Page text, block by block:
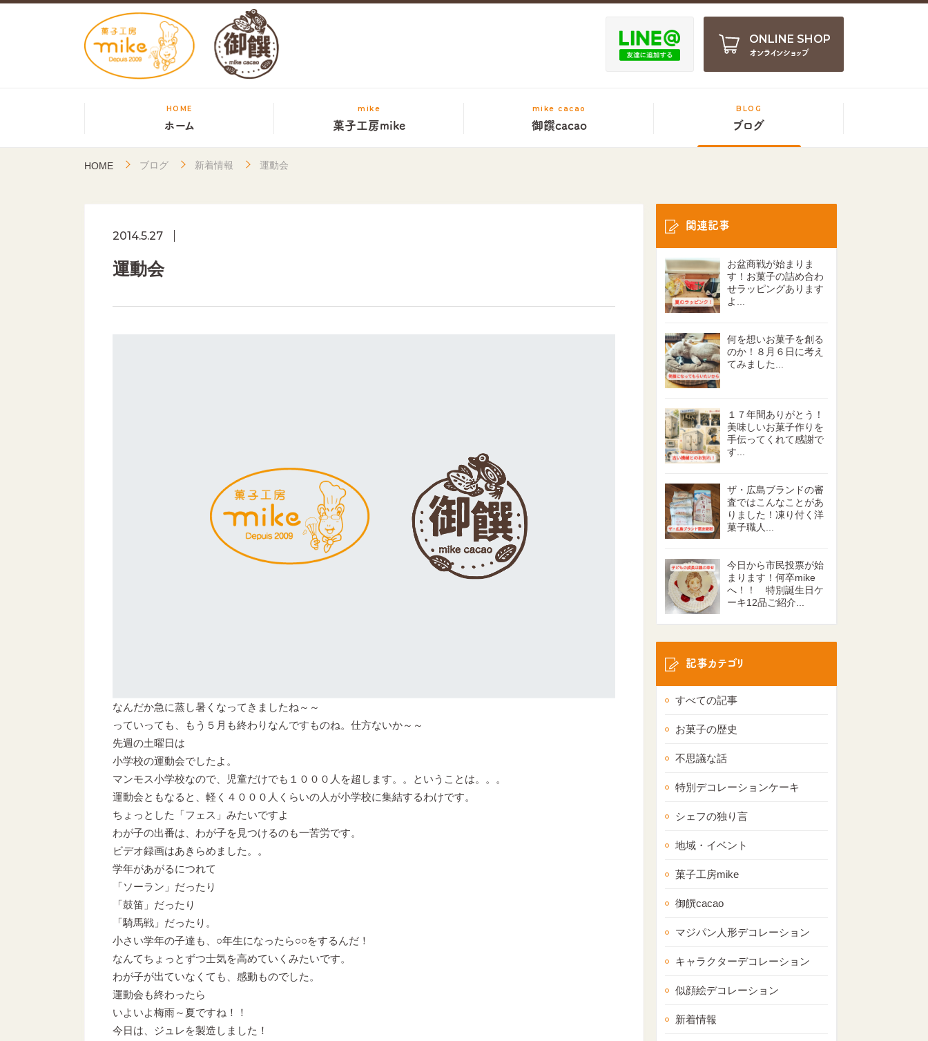
ONLINE SHOP
オンラインショップ
HOME
ホーム
mike
菓子工房mike
mike cacao
御饌cacao
BLOG
ブログ
HOME ブログ 新着情報 運動会
2014.5.27
運動会
なんだか急に蒸し暑くなってきましたね～～
っていっても、もう５月も終わりなんですものね。仕方ないか～～
先週の土曜日は
小学校の運動会でしたよ。
マンモス小学校なので、児童だけでも１０００人を超します。。ということは。。。
運動会ともなると、軽く４０００人くらいの人が小学校に集結するわけです。
ちょっとした「フェス」みたいですよ
わが子の出番は、わが子を見つけるのも一苦労です。
ビデオ録画はあきらめました。。
学年があがるにつれて
「ソーラン」だったり
「鼓笛」だったり
「騎馬戦」だったり。
小さい学年の子達も、○年生になったら○○をするんだ！
なんてちょっとずつ士気を高めていくみたいです。
わが子が出ていなくても、感動ものでした。
運動会も終わったら
いよいよ梅雨～夏ですね！！
今日は、ジュレを製造しました！
関連記事
お盆商戦が始まりま
す！お菓子の詰め合わ
せラッピングあります
よ...
何を想いお菓子を創る
のか！８月６日に考え
てみました...
１７年間ありがとう！
美味しいお菓子作りを
手伝ってくれて感謝で
す...
ザ・広島ブランドの審
査ではこんなことがあ
りました！凍り付く洋
菓子職人...
今日から市民投票が始
まります！何卒mike
へ！！ 特別誕生日ケ
ーキ12品ご紹介...
記事カテゴリ
すべての記事
お菓子の歴史
不思議な話
特別デコレーションケーキ
シェフの独り言
地域・イベント
菓子工房mike
御饌cacao
マジパン人形デコレーション
キャラクターデコレーション
似顔絵デコレーション
新着情報